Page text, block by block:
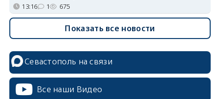
13:16 1 675
Показать все новости
Севастополь на связи
Все наши Видео